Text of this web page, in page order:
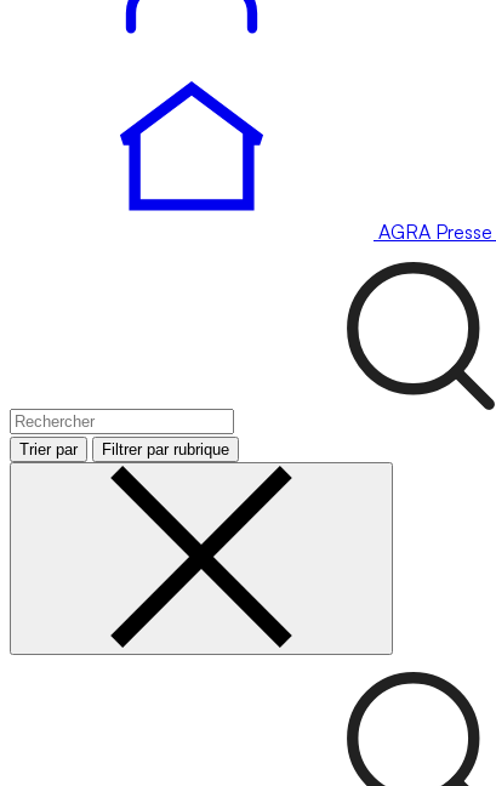
AGRA Presse
Trier par Filtrer par rubrique